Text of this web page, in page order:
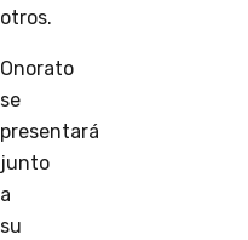
otros.
Onorato
se
presentará
junto
a
su